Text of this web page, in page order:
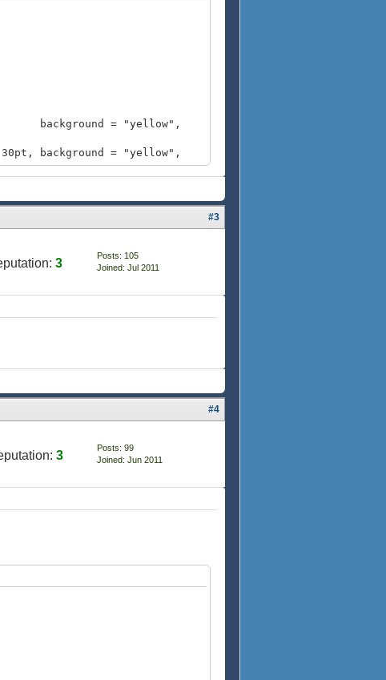
= "yellow",
background = "yellow",
background = "yellow",
background = "white", ""}}
= "white", ""}}
background = "white", ""}}
""}}
background = "white", ""}}
#3
3
Posts: 105
Joined: Jul 2011
#4
3
Posts: 99
Joined: Jun 2011